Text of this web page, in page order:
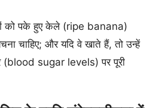
को पके हुए केले (ripe banana)
चाहिए; और यदि वे खाते हैं, तो उन्हें
(blood sugar levels) पर पूरी